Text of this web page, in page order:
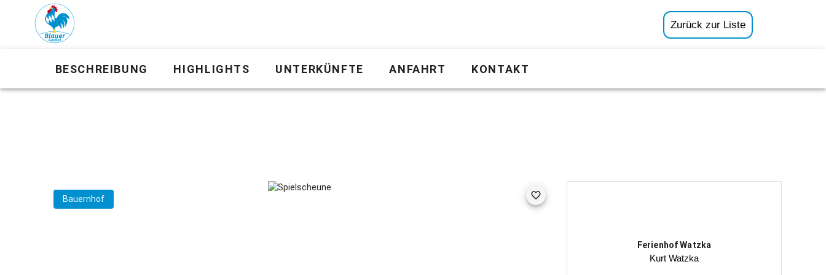
Zurück zur Liste
BESCHREIBUNG HIGHLIGHTS UNTERKÜNFTE ANFAHRT KONTAKT
Ferienhof Watzka
Kurt Watzka
Bauernhof